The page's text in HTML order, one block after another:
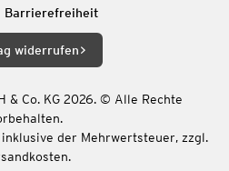
Barrierefreiheit
widerrufen
& Co. KG 2026. © Alle Rechte
der Mehrwertsteuer, zzgl.